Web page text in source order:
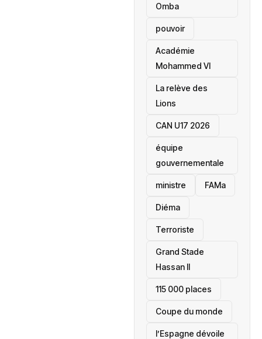
Omba
pouvoir
Académie
Mohammed VI
La relève des
Lions
CAN U17 2026
équipe
gouvernementale
ministre FAMa
Diéma
Terroriste
Grand Stade
Hassan II
115 000 places
‎Coupe du monde
l’Espagne dévoile